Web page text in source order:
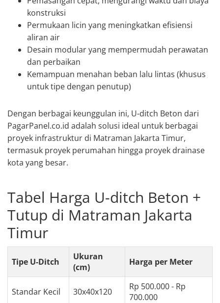
konstruksi
Permukaan licin yang meningkatkan efisiensi
aliran air
Desain modular yang mempermudah perawatan
dan perbaikan
Kemampuan menahan beban lalu lintas (khusus
untuk tipe dengan penutup)
Dengan berbagai keunggulan ini, U-ditch Beton dari
PagarPanel.co.id adalah solusi ideal untuk berbagai
proyek infrastruktur di Matraman Jakarta Timur,
termasuk proyek perumahan hingga proyek drainase
kota yang besar.
Tabel Harga U-ditch Beton +
Tutup di Matraman Jakarta
Timur
Tipe U-Ditch
Ukuran
(cm)
Harga per Meter
Standar Kecil 30x40x120
Rp 500.000 - Rp
700.000